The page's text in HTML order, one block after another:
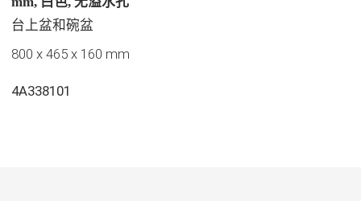
台上盆和碗盆
800 x 465 x 160 mm
4A338101